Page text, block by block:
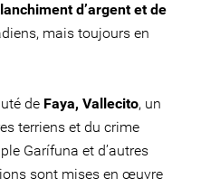
d’argent et de
mais toujours en
de Faya, Vallecito, un
terriens et du crime
Garífuna et d’autres
sont mises en œuvre